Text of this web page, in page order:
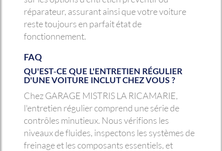
réparateur, assurant ainsi que votre voiture
reste toujours en parfait état de
fonctionnement.
FAQ
QU'EST-CE QUE L'ENTRETIEN RÉGULIER
D'UNE VOITURE INCLUT CHEZ VOUS ?
Chez GARAGE MISTRIS LA RICAMARIE,
l'entretien régulier comprend une série de
contrôles minutieux. Nous vérifions les
niveaux de fluides, inspectons les systèmes de
freinage et les composants essentiels, et